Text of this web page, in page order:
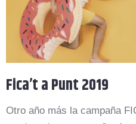
Fica’t a Punt 2019
Otro año más la campaña